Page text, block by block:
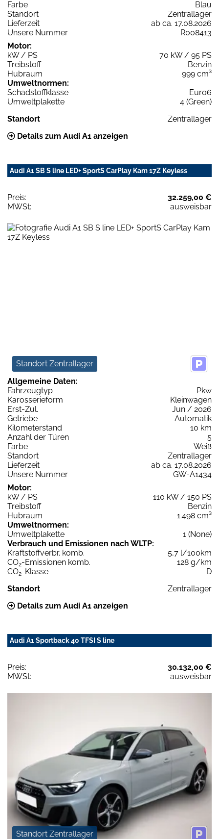
Farbe
Blau
Standort
Zentrallager
Lieferzeit
ab ca. 17.08.2026
Unsere Nummer
R008413
Motor:
kW / PS
70 kW / 95 PS
Treibstoff
Benzin
Hubraum
999 cm³
Umweltnormen:
Schadstoffklasse
Euro6
Umweltplakette
4 (Green)
Standort
Zentrallager
Details zum Audi A1 anzeigen
Audi A1 SB S line LED+ SportS CarPlay Kam 17Z Keyless
Preis:
32.259,00 €
MWSt:
ausweisbar
Standort Zentrallager
Allgemeine Daten:
Fahrzeugtyp
Pkw
Karosserieform
Kleinwagen
Erst-Zul.
Jun / 2026
Getriebe
Automatik
Kilometerstand
10 km
Anzahl der Türen
5
Farbe
Weiß
Standort
Zentrallager
Lieferzeit
ab ca. 17.08.2026
Unsere Nummer
GW-A1434
Motor:
kW / PS
110 kW / 150 PS
Treibstoff
Benzin
Hubraum
1.498 cm³
Umweltnormen:
Umweltplakette
1 (None)
Verbrauch und Emissionen nach WLTP:
Kraftstoffverbr. komb.
5,7 l/100km
CO2-Emissionen komb.
128 g/km
CO2-Klasse
D
Standort
Zentrallager
Details zum Audi A1 anzeigen
Audi A1 Sportback 40 TFSI S line
Preis:
30.132,00 €
MWSt:
ausweisbar
Standort Zentrallager